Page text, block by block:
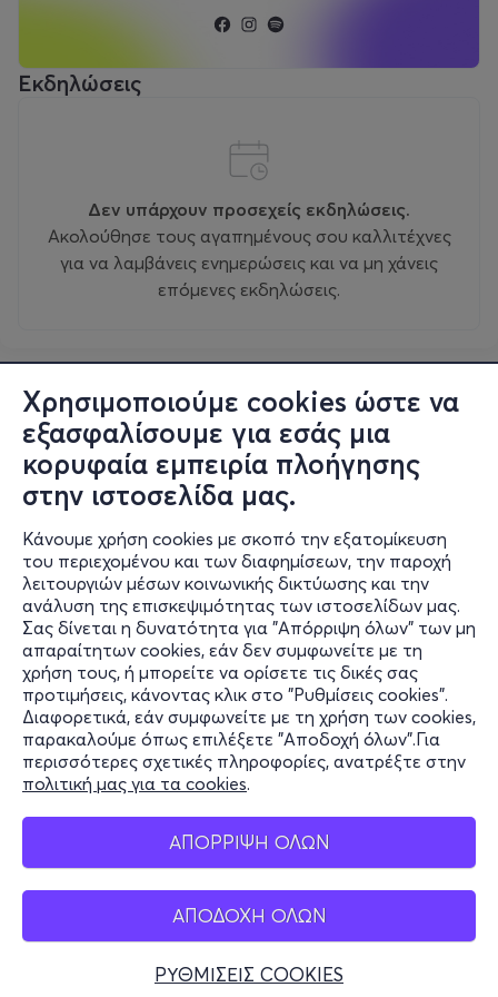
Χρησιμοποιούμε cookies ώστε να
εξασφαλίσουμε για εσάς μια
κορυφαία εμπειρία πλοήγησης
στην ιστοσελίδα μας.
Κάνουμε χρήση cookies με σκοπό την εξατομίκευση
του περιεχομένου και των διαφημίσεων, την παροχή
λειτουργιών μέσων κοινωνικής δικτύωσης και την
ανάλυση της επισκεψιμότητας των ιστοσελίδων μας.
Σας δίνεται η δυνατότητα για "Απόρριψη όλων" των μη
απαραίτητων cookies, εάν δεν συμφωνείτε με τη
χρήση τους, ή μπορείτε να ορίσετε τις δικές σας
προτιμήσεις, κάνοντας κλικ στο "Ρυθμίσεις cookies".
Διαφορετικά, εάν συμφωνείτε με τη χρήση των cookies,
παρακαλούμε όπως επιλέξετε "Αποδοχή όλων".Για
περισσότερες σχετικές πληροφορίες, ανατρέξτε στην
πολιτική μας για τα cookies.
ΑΠΟΡΡΙΨΗ ΟΛΩΝ
ΑΠΟΔΟΧΗ ΟΛΩΝ
ΡΥΘΜΙΣΕΙΣ COOKIES
Εκδηλώσεις
Δεν υπάρχουν προσεχείς εκδηλώσεις.
Ακολούθησε τους αγαπημένους σου καλλιτέχνες
για να λαμβάνεις ενημερώσεις και να μη χάνεις
επόμενες εκδηλώσεις.
Πληροφορίες
Υποστήριξη
Stay Connected
Mobile app